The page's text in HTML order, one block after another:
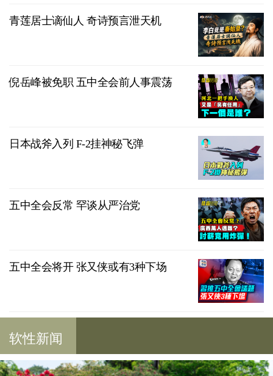
青莲居士谪仙人 奇诗预言泄天机
倪岳峰被免职 五中全会前人事震荡
日本战斧入列 F-2挂神秘飞弹
五中全会反常 罕谈从严治党
五中全会将开 张又侠或有3种下场
软性新闻